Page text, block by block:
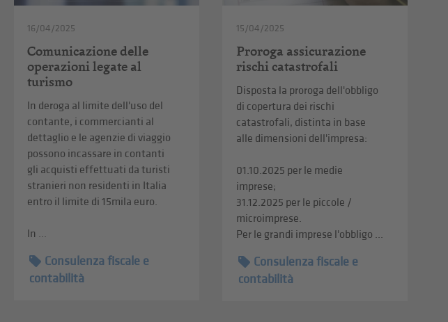
16/04/2025
Comunicazione delle
operazioni legate al
turismo
In deroga al limite dell'uso del
contante, i commercianti al
dettaglio e le agenzie di viaggio
possono incassare in contanti
gli acquisti effettuati da turisti
stranieri non residenti in Italia
entro il limite di 15mila euro.
In ...
Consulenza fiscale e
contabilità
15/04/2025
Proroga assicurazione
rischi catastrofali
Disposta la proroga dell'obbligo
di copertura dei rischi
catastrofali, distinta in base
alle dimensioni dell'impresa:
01.10.2025 per le medie
imprese;
31.12.2025 per le piccole /
microimprese.
Per le grandi imprese l'obbligo ...
Consulenza fiscale e
contabilità